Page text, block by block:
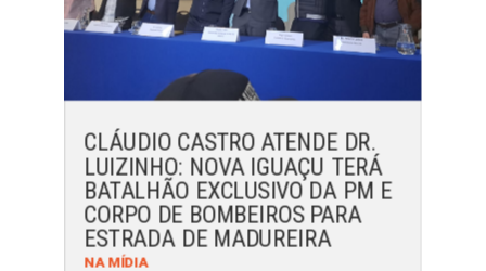
CLÁUDIO CASTRO ATENDE DR.
LUIZINHO: NOVA IGUAÇU TERÁ
BATALHÃO EXCLUSIVO DA PM E
CORPO DE BOMBEIROS PARA
ESTRADA DE MADUREIRA
NA MÍDIA